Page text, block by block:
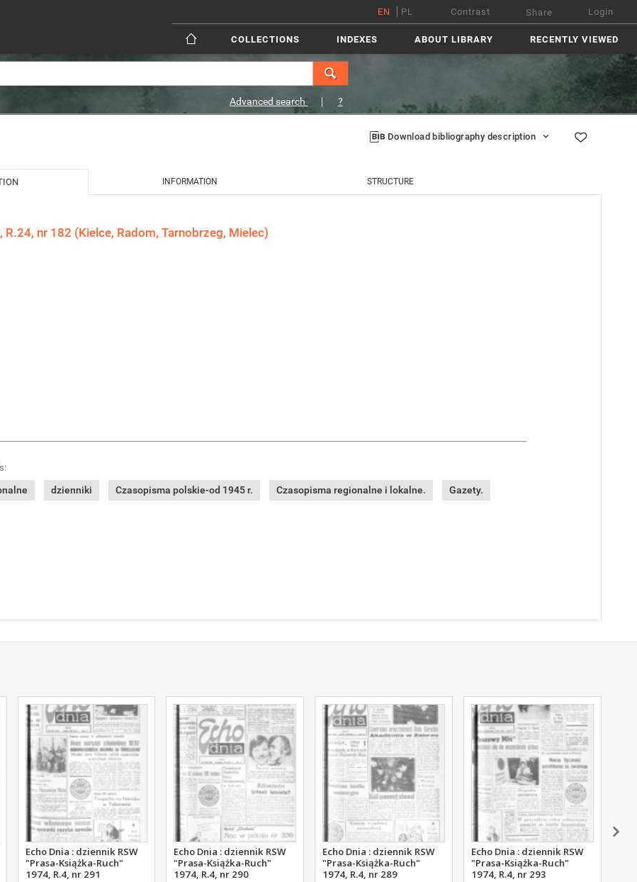
EN PL Contrast Share Login
COLLECTIONS INDEXES ABOUT LIBRARY RECENTLY VIEWED
Advanced search ?
Download bibliography description
INFORMATION STRUCTURE
R.24, nr 182 (Kielce, Radom, Tarnobrzeg, Mielec)
dzienniki Czasopisma polskie-od 1945 r. Czasopisma regionalne i lokalne. Gazety.
Echo Dnia : dziennik RSW
"Prasa-Książka-Ruch"
1974, R.4, nr 291
Echo Dnia : dziennik RSW
"Prasa-Książka-Ruch"
1974, R.4, nr 290
Echo Dnia : dziennik RSW
"Prasa-Książka-Ruch"
1974, R.4, nr 289
Echo Dnia : dziennik RSW
"Prasa-Książka-Ruch"
1974, R.4, nr 293